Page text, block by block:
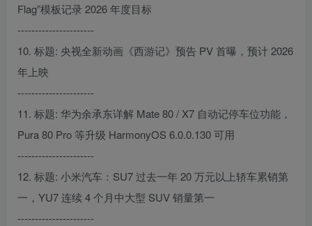
Flag”模板记录 2026 年度目标
----------------------
10. 标题: 央视全新动画《西游记》预告 PV 首曝，预计 2026
年上映
----------------------
11. 标题: 华为余承东详解 Mate 80 / X7 自动记停车位功能，
Pura 80 Pro 等升级 HarmonyOS 6.0.0.130 可用
----------------------
12. 标题: 小米汽车：SU7 过去一年 20 万元以上轿车累销第
一，YU7 连续 4 个月中大型 SUV 销量第一
----------------------